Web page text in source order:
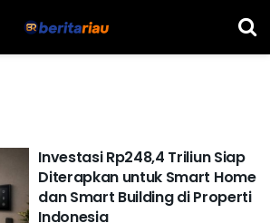
Investasi Rp248,4 Triliun Siap
Diterapkan untuk Smart Home
dan Smart Building di Properti
Indonesia